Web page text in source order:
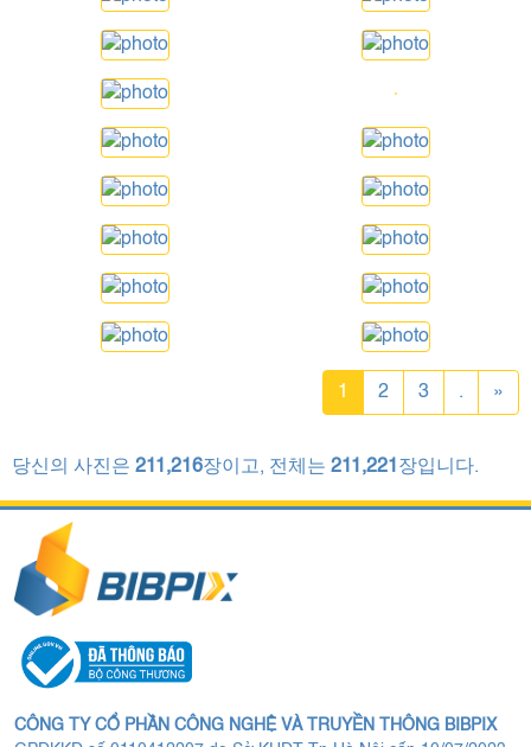
1 2 3 . »
당신의 사진은 211,216장이고, 전체는 211,221장입니다.
CÔNG TY CỔ PHẦN CÔNG NGHỆ VÀ TRUYỀN THÔNG BIBPIX